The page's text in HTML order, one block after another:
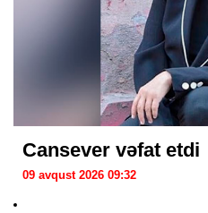
Cansever vəfat etdi
09 avqust 2026 09:32